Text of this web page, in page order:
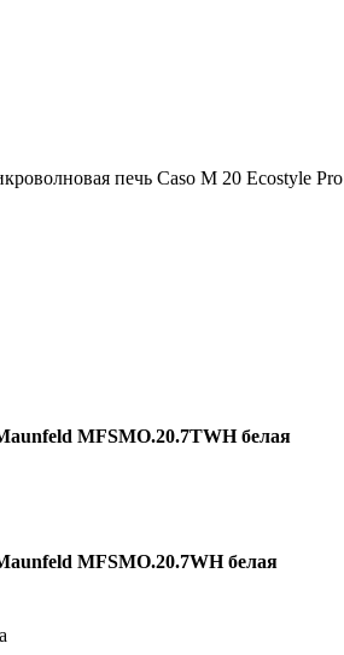
печь Caso M 20 Ecostyle Pro
MFSMO.20.7TWH белая
MFSMO.20.7WH белая